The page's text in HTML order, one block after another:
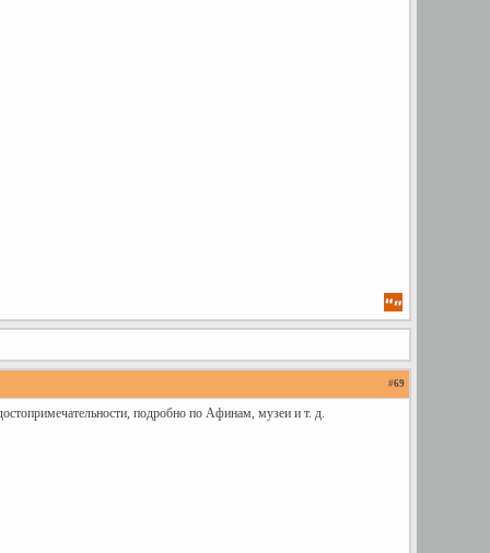
#69
подробно по Афинам, музеи и т. д.